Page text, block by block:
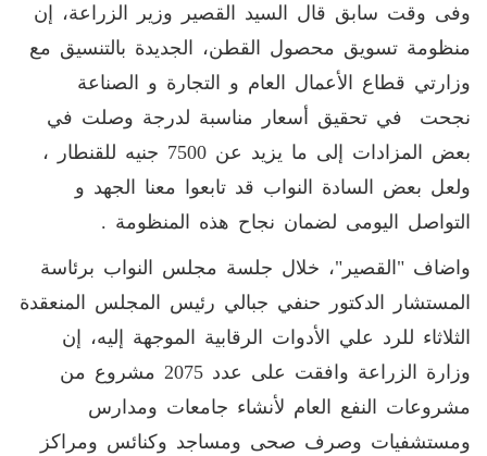
وفى وقت سابق قال السيد القصير وزير الزراعة، إن
منظومة تسويق محصول القطن، الجديدة بالتنسيق مع
وزارتي قطاع الأعمال العام و التجارة و الصناعة
نجحت في تحقيق أسعار مناسبة لدرجة وصلت في
بعض المزادات إلى ما يزيد عن 7500 جنيه للقنطار ،
ولعل بعض السادة النواب قد تابعوا معنا الجهد و
التواصل اليومى لضمان نجاح هذه المنظومة .
واضاف "القصير"، خلال جلسة مجلس النواب برئاسة
المستشار الدكتور حنفي جبالي رئيس المجلس المنعقدة
الثلاثاء للرد علي الأدوات الرقابية الموجهة إليه، إن
وزارة الزراعة وافقت على عدد 2075 مشروع من
مشروعات النفع العام لأنشاء جامعات ومدارس
ومستشفيات وصرف صحى ومساجد وكنائس ومراكز